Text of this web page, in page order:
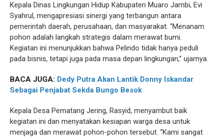
Kepala Dinas Lingkungan Hidup Kabupaten Muaro Jambi, Evi
Syahrul, mengapresiasi sinergi yang terbangun antara
pemerintah daerah, perusahaan, dan masyarakat. “Menanam
pohon adalah langkah strategis dalam merawat bumi.
Kegiatan ini menunjukkan bahwa Pelindo tidak hanya peduli
pada bisnis, tetapi juga pada masa depan lingkungan,” ujarnya.
BACA JUGA: Dedy Putra Akan Lantik Donny Iskandar
Sebagai Penjabat Sekda Bungo Besok
Kepala Desa Pematang Jering, Rasyid, menyambut baik
kegiatan ini dan menyatakan kesiapan warga desa untuk
menjaga dan merawat pohon-pohon tersebut. “Kami sangat